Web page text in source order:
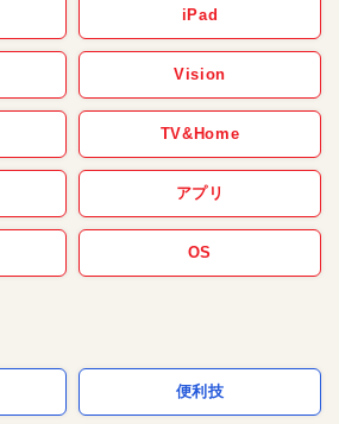
iPad
Vision
TV&Home
アプリ
OS
便利技